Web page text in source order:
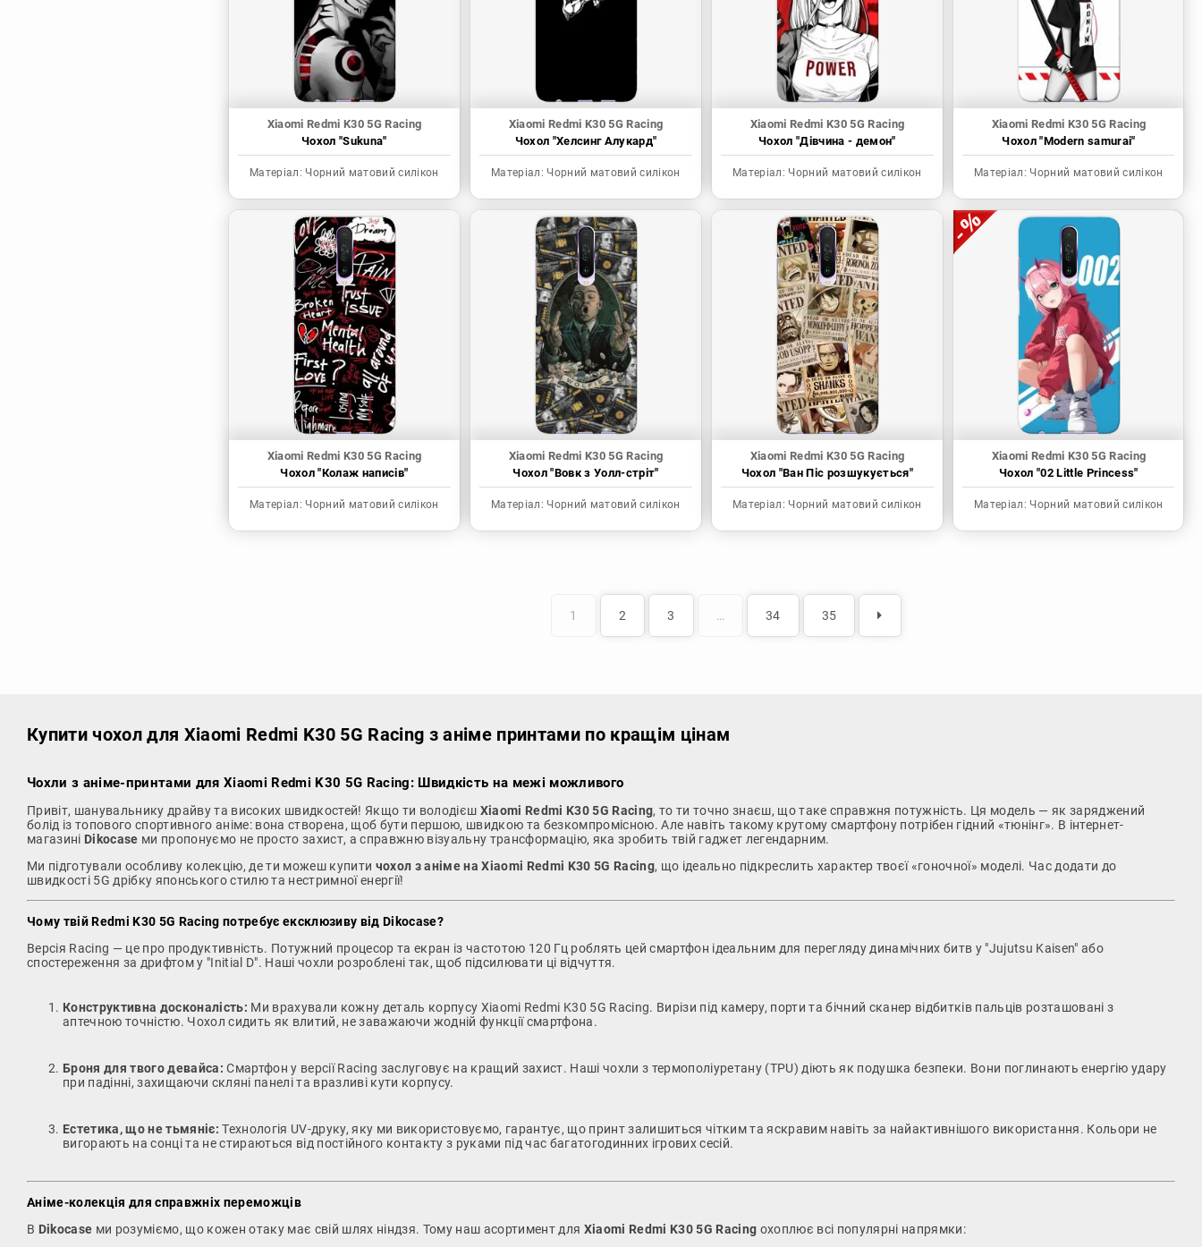
Xiaomi Redmi K30 5G Racing
Чохол "Sukuna"
Матеріал: Чорний матовий силікон
Xiaomi Redmi K30 5G Racing
Чохол "Хелсинг Алукард"
Матеріал: Чорний матовий силікон
Xiaomi Redmi K30 5G Racing
Чохол "Дівчина - демон"
Матеріал: Чорний матовий силікон
Xiaomi Redmi K30 5G Racing
Чохол "Modern samurai"
Матеріал: Чорний матовий силікон
Xiaomi Redmi K30 5G Racing
Чохол "Колаж написів"
Матеріал: Чорний матовий силікон
Xiaomi Redmi K30 5G Racing
Чохол "Вовк з Уолл-стріт"
Матеріал: Чорний матовий силікон
Xiaomi Redmi K30 5G Racing
Чохол "Ван Піс розшукується"
Матеріал: Чорний матовий силікон
Xiaomi Redmi K30 5G Racing
Чохол "02 Little Princess"
Матеріал: Чорний матовий силікон
1 2 3 … 34 35
Купити чохол для Xiaomi Redmi K30 5G Racing з аніме принтами по кращім цінам
Чохли з аніме-принтами для Xiaomi Redmi K30 5G Racing: Швидкість на межі можливого
Привіт, шанувальнику драйву та високих швидкостей! Якщо ти володієш Xiaomi Redmi K30 5G Racing, то ти точно знаєш, що таке справжня потужність. Ця модель — як заряджений
болід із топового спортивного аніме: вона створена, щоб бути першою, швидкою та безкомпромісною. Але навіть такому крутому смартфону потрібен гідний «тюнінг». В інтернет-
магазині Dikocase ми пропонуємо не просто захист, а справжню візуальну трансформацію, яка зробить твій гаджет легендарним.
Ми підготували особливу колекцію, де ти можеш купити чохол з аніме на Xiaomi Redmi K30 5G Racing, що ідеально підкреслить характер твоєї «гоночної» моделі. Час додати до
швидкості 5G дрібку японського стилю та нестримної енергії!
Чому твій Redmi K30 5G Racing потребує ексклюзиву від Dikocase?
Версія Racing — це про продуктивність. Потужний процесор та екран із частотою 120 Гц роблять цей смартфон ідеальним для перегляду динамічних битв у "Jujutsu Kaisen" або
спостереження за дрифтом у "Initial D". Наші чохли розроблені так, щоб підсилювати ці відчуття.
Конструктивна досконалість: Ми врахували кожну деталь корпусу Xiaomi Redmi K30 5G Racing. Вирізи під камеру, порти та бічний сканер відбитків пальців розташовані з
аптечною точністю. Чохол сидить як влитий, не заважаючи жодній функції смартфона.
Броня для твого девайса: Смартфон у версії Racing заслуговує на кращий захист. Наші чохли з термополіуретану (TPU) діють як подушка безпеки. Вони поглинають енергію удару
при падінні, захищаючи скляні панелі та вразливі кути корпусу.
Естетика, що не тьмяніє: Технологія UV-друку, яку ми використовуємо, гарантує, що принт залишиться чітким та яскравим навіть за найактивнішого використання. Кольори не
вигорають на сонці та не стираються від постійного контакту з руками під час багатогодинних ігрових сесій.
Аніме-колекція для справжніх переможців
В Dikocase ми розуміємо, що кожен отаку має свій шлях ніндзя. Тому наш асортимент для Xiaomi Redmi K30 5G Racing охоплює всі популярні напрямки: